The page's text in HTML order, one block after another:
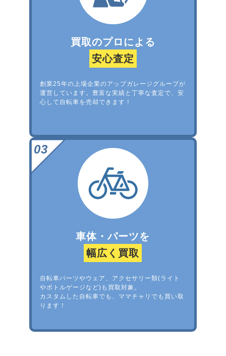
買取のプロによる
安心査定
創業25年の上場企業のアップガレージグループが
運営しています。豊富な実績と丁寧な査定で、安
心して自転車を売却できます！
車体・パーツを
幅広く買取
自転車パーツやウェア、アクセサリー類(ライト
やボトルゲージなど)も買取対象。
カスタムした自転車でも、ママチャリでも買い取
ります！